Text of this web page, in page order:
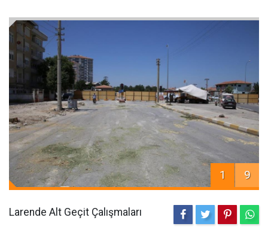
1 9
Larende Alt Geçit Çalışmaları